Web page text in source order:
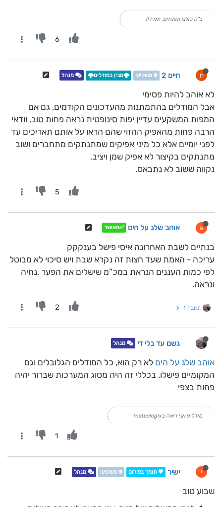
ב"ה כולנו תותחים, תמיד!!
6
ח חיים 2 ❄️ משקיען 🌩️מבין במודלים🌩️ מנהל
לא אוהב להיות פסימי
אבל המודלים בהתמתנות מהעדכונים הקודמים, גם אם
המפות המשקעים עדיין יפות סינופטית נראה פחות טוב, וודאי
הרבה פחות מהאפיק ההזוי שהם הראו על אותם תאריכים עד
לפני יומיים אלא כל מיני אפיקים שמתנתקים מתחברים ושוב
מתנתקים בקיצור לא אפיק שמן ויציב.
נקווה ששוב לא נתבאס.
5
א אוהב שלג על הים ✅מאושר
בנתיים לשבת האחרונה איסי פישל בענקקק
עריכה - האמת שעד חצות זה נקרא שבת ויש סיכוי לא מבוטל
לפי כמות העננים הנראת במכ"מ שישלים את הפער ,נחיה
ונראה.
תגובה 1 2
גשם עד בלי די מנהל
אוהב שלג על הים לא רק הוא, כל המודלים הגלובלים וגם
המקומיים פישלו. בכללי זה היה מסוג המערכות שברור יהיה
פחות בצפי
מודלים אני רואה בmeteologix
1
י ישיר 💖 תומך בפורום ❄️ משקיען מנהל
שבוע טוב